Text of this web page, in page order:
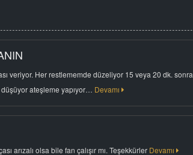
veriyor. Her restlememde düzeliyor 15 veya 20 dk. sonra
düşüyor ateşleme yapıyor… Devamı
arızalı olsa bile fan çalışır mı. Teşekkürler Devamı